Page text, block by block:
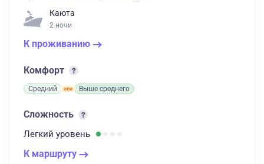
Каюта
2 ночи
К проживанию
Комфорт
Средний Выше среднего
Сложность
Легкий уровень
К маршруту